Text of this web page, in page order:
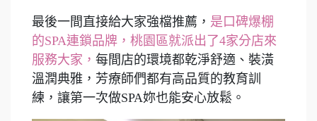
最後一間直接給大家強檔推薦， 是口碑爆棚
的SPA連鎖品牌，桃園區就派出了4家分店來
服務大家， 每間店的環境都乾淨舒適、裝潢
溫潤典雅，芳療師們都有高品質的教育訓
練，讓第一次做SPA妳也能安心放鬆。